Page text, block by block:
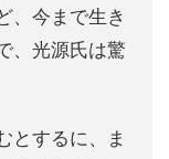
、今まで生き
、光源氏は驚
とするに、ま